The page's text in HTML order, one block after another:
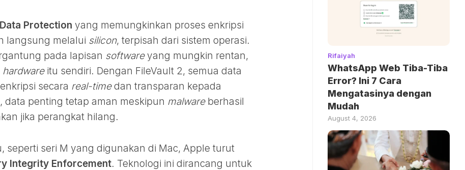
Data Protection yang memungkinkan proses enkripsi
langsung melalui silicon, terpisah dari sistem operasi.
pada lapisan softwareyang mungkin rentan,
hardwareitu sendiri. Dengan FileVault 2, semua data
secara real-timedan transparan kepada
penting tetap aman meskipun malwareberhasil
jika perangkat hilang.
seperti seri M yang digunakan di Mac, Apple turut
Integrity Enforcement. Teknologi ini dirancang untuk
Rifaiyah
WhatsApp Web Tiba-Tiba
Error? Ini 7 Cara
Mengatasinya dengan
Mudah
August 4, 2026